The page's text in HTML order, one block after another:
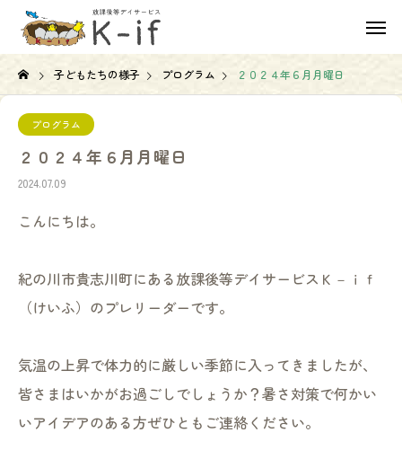
子どもたちの様子 プログラム ２０２４年６月月曜日
プログラム
２０２４年６月月曜日
2024.07.09
こんにちは。
紀の川市貴志川町にある放課後等デイサービスＫ－ｉｆ
（けいふ）のプレリーダーです。
気温の上昇で体力的に厳しい季節に入ってきましたが、
皆さまはいかがお過ごしでしょうか？暑さ対策で何かい
いアイデアのある方ぜひともご連絡ください。